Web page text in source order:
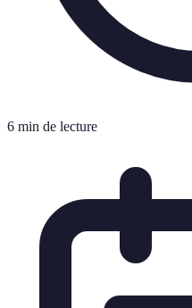
6 min de lecture